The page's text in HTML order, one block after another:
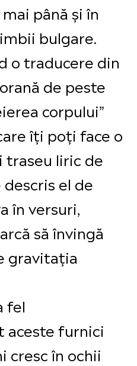
până și în
bulgare.
o traducere din
de peste
corpului”
îți poți face o
traseu liric de
el de
în versuri,
să învingă
gravitația
fel
aceste furnici
cresc în ochii